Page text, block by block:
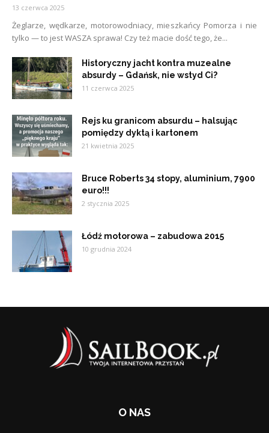
13 czerwca 2025
Żeglarze, wędkarze, motorowodniacy, mieszkańcy Pomorza i nie
tylko — to jest WASZA sprawa! Czy też macie dość tego, że...
Historyczny jacht kontra muzealne
absurdy – Gdańsk, nie wstyd Ci?
11 czerwca 2025
Rejs ku granicom absurdu – halsując
pomiędzy dyktą i kartonem
21 kwietnia 2025
Bruce Roberts 34 stopy, aluminium, 7900
euro!!!
2 stycznia 2025
Łódź motorowa – zabudowa 2015
10 grudnia 2024
O NAS